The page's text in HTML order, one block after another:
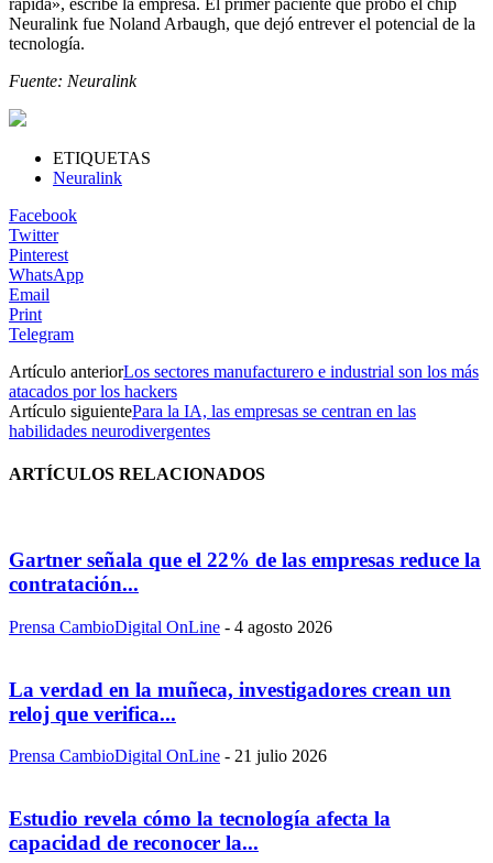
Neuralink fue Noland Arbaugh, que dejó entrever el potencial de la
tecnología.
Fuente: Neuralink
ETIQUETAS
Neuralink
Facebook
Twitter
Pinterest
WhatsApp
Email
Print
Telegram
Artículo anteriorLos sectores manufacturero e industrial son los más
atacados por los hackers
Artículo siguientePara la IA, las empresas se centran en las
habilidades neurodivergentes
ARTÍCULOS RELACIONADOS
Gartner señala que el 22% de las empresas reduce la
contratación...
Prensa CambioDigital OnLine - 4 agosto 2026
La verdad en la muñeca, investigadores crean un
reloj que verifica...
Prensa CambioDigital OnLine - 21 julio 2026
Estudio revela cómo la tecnología afecta la
capacidad de reconocer la...